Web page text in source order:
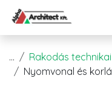
Kihagyás és
...
Rakodás
Nyomvonal és